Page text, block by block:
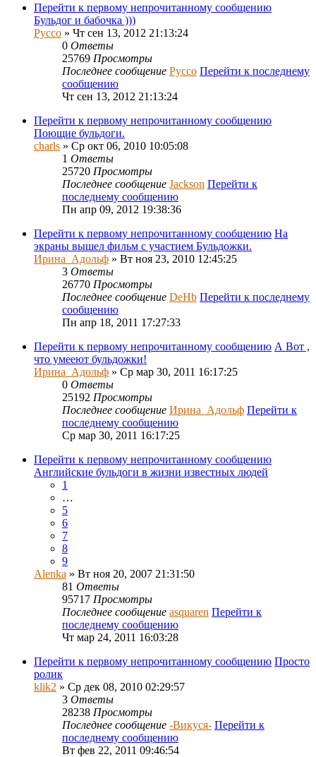
Перейти к первому непрочитанному сообщению
Бульдог и бабочка )))
Руссо » Чт сен 13, 2012 21:13:24
0 Ответы
25769 Просмотры
Последнее сообщение Руссо Перейти к последнему
сообщению
Чт сен 13, 2012 21:13:24
Перейти к первому непрочитанному сообщению
Поющие бульдоги.
charls » Ср окт 06, 2010 10:05:08
1 Ответы
25720 Просмотры
Последнее сообщение Jackson Перейти к
последнему сообщению
Пн апр 09, 2012 19:38:36
Перейти к первому непрочитанному сообщению На
экраны вышел фильм с участием Бульдожки.
Ирина_Адольф » Вт ноя 23, 2010 12:45:25
3 Ответы
26770 Просмотры
Последнее сообщение DeHb Перейти к последнему
сообщению
Пн апр 18, 2011 17:27:33
Перейти к первому непрочитанному сообщению А Вот ,
что умееют бульдожки!
Ирина_Адольф » Ср мар 30, 2011 16:17:25
0 Ответы
25192 Просмотры
Последнее сообщение Ирина_Адольф Перейти к
последнему сообщению
Ср мар 30, 2011 16:17:25
Перейти к первому непрочитанному сообщению
Английские бульдоги в жизни известных людей
1
…
5
6
7
8
9
Alenka » Вт ноя 20, 2007 21:31:50
81 Ответы
95717 Просмотры
Последнее сообщение asquaren Перейти к
последнему сообщению
Чт мар 24, 2011 16:03:28
Перейти к первому непрочитанному сообщению Просто
ролик
klik2 » Ср дек 08, 2010 02:29:57
3 Ответы
28238 Просмотры
Последнее сообщение -Викуся- Перейти к
последнему сообщению
Вт фев 22, 2011 09:46:54